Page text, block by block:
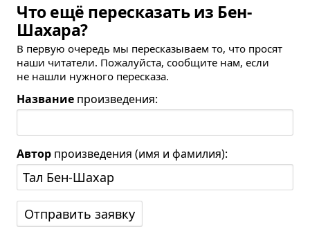
Что ещё пересказать из Бен-
Шахара?
В первую очередь мы пересказываем то, что просят
наши читатели. Пожалуйста, сообщите нам, если
не нашли нужного пересказа.
Название произведения:
Автор произведения (имя и фамилия):